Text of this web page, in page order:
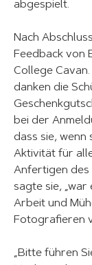
abgespielt.
Nach
Feedback von
College
danken die
bei der
dass sie, wenn
Aktivität für
Anfertigen des
sagte sie,
Arbeit und
Fotografieren
„Bitte führen